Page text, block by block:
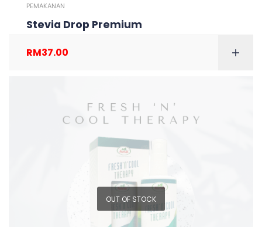
PEMAKANAN
Stevia Drop Premium
RM37.00
OUT OF STOCK